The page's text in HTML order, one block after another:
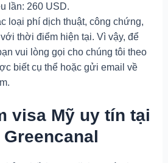
lần: 260 USD.
loại phí dịch thuật, công chứng,
thời điểm hiện tại. Vì vậy, để
vui lòng gọi cho chúng tôi theo
biết cụ thể hoặc gửi email về
visa Mỹ uy tín tại